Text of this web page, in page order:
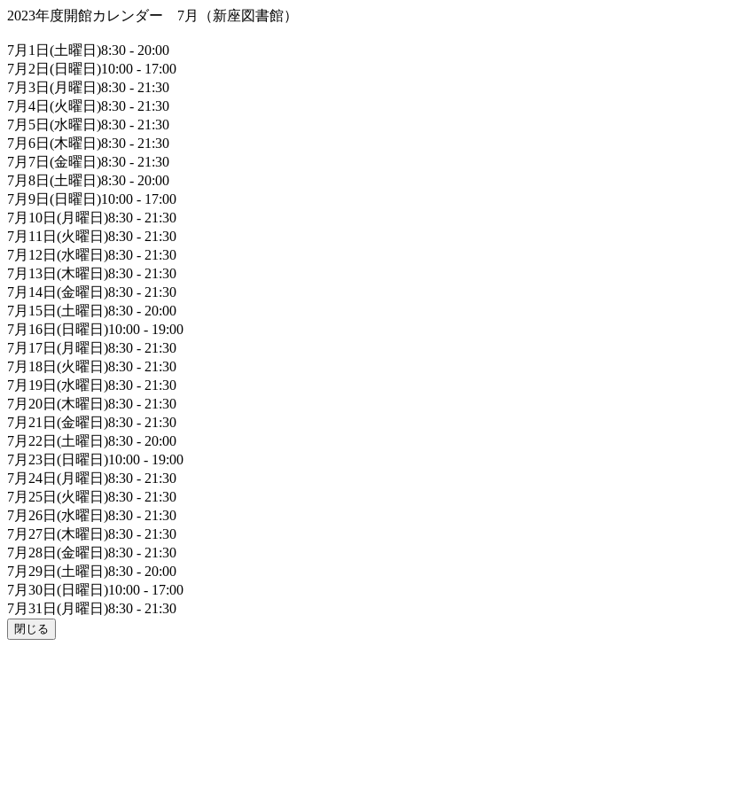
2023年度開館カレンダー 7月（新座図書館）
7月1日(土曜日)8:30 - 20:00
7月2日(日曜日)10:00 - 17:00
7月3日(月曜日)8:30 - 21:30
7月4日(火曜日)8:30 - 21:30
7月5日(水曜日)8:30 - 21:30
7月6日(木曜日)8:30 - 21:30
7月7日(金曜日)8:30 - 21:30
7月8日(土曜日)8:30 - 20:00
7月9日(日曜日)10:00 - 17:00
7月10日(月曜日)8:30 - 21:30
7月11日(火曜日)8:30 - 21:30
7月12日(水曜日)8:30 - 21:30
7月13日(木曜日)8:30 - 21:30
7月14日(金曜日)8:30 - 21:30
7月15日(土曜日)8:30 - 20:00
7月16日(日曜日)10:00 - 19:00
7月17日(月曜日)8:30 - 21:30
7月18日(火曜日)8:30 - 21:30
7月19日(水曜日)8:30 - 21:30
7月20日(木曜日)8:30 - 21:30
7月21日(金曜日)8:30 - 21:30
7月22日(土曜日)8:30 - 20:00
7月23日(日曜日)10:00 - 19:00
7月24日(月曜日)8:30 - 21:30
7月25日(火曜日)8:30 - 21:30
7月26日(水曜日)8:30 - 21:30
7月27日(木曜日)8:30 - 21:30
7月28日(金曜日)8:30 - 21:30
7月29日(土曜日)8:30 - 20:00
7月30日(日曜日)10:00 - 17:00
7月31日(月曜日)8:30 - 21:30